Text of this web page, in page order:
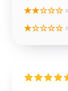
★★☆☆☆
★☆☆☆☆